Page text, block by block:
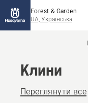
Forest & Garden
UA, Українська
Клини
Переглянути все